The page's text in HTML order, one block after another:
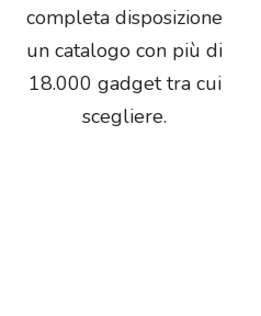
completa disposizione
un catalogo con più di
18.000 gadget tra cui
scegliere.